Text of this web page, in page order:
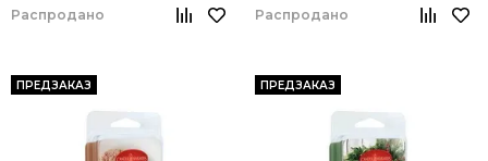
Распродано Распродано
ПРЕДЗАКАЗ ПРЕДЗАКАЗ